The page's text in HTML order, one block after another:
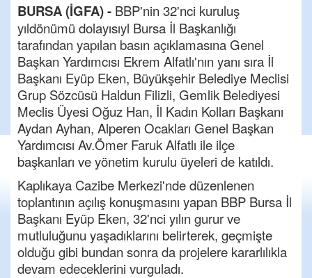
BURSA (İGFA) - BBP'nin 32'nci kuruluş
yıldönümü dolayısıyl Bursa İl Başkanlığı
tarafından yapılan basın açıklamasına Genel
Başkan Yardımcısı Ekrem Alfatlı'nın yanı sıra İl
Başkanı Eyüp Eken, Büyükşehir Belediye Meclisi
Grup Sözcüsü Haldun Filizli, Gemlik Belediyesi
Meclis Üyesi Oğuz Han, İl Kadın Kolları Başkanı
Aydan Ayhan, Alperen Ocakları Genel Başkan
Yardımcısı Av.Ömer Faruk Alfatlı ile ilçe
başkanları ve yönetim kurulu üyeleri de katıldı.
Kaplıkaya Cazibe Merkezi'nde düzenlenen
toplantının açılış konuşmasını yapan BBP Bursa İl
Başkanı Eyüp Eken, 32'nci yılın gurur ve
mutluluğunu yaşadıklarını belirterek, geçmişte
olduğu gibi bundan sonra da projelere kararlılıkla
devam edeceklerini vurguladı.